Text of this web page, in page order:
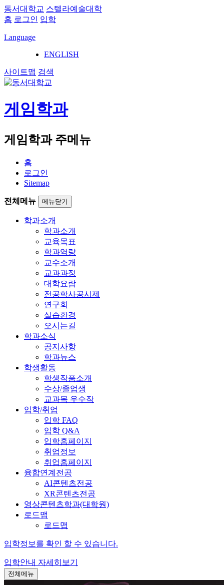
동서대학교 스텔라예술대학
홈 로그인 입학
Language
ENGLISH
사이트맵 검색
게임학과
게임학과 주메뉴
홈
로그인
Sitemap
전체메뉴 메뉴닫기
학과소개
학과소개
교육목표
학과역량
교수소개
교과과정
대학요람
전공학사공시제
연구회
실습환경
오시는길
학과소식
공지사항
학과뉴스
학생활동
학생작품소개
수상/졸업생
교과목 우수작
입학/취업
입학 FAQ
입학 Q&A
입학홈페이지
취업정보
취업홈페이지
융합연계전공
AI콘텐츠전공
XR콘텐츠전공
영상콘텐츠학과(대학원)
로드맵
로드맵
입학정보를 확인 할 수 있습니다.
입학안내 자세히보기
전체메뉴